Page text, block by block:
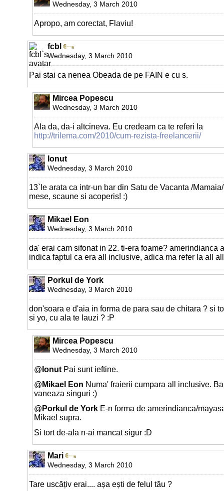
Wednesday, 3 March 2010
Apropo, am corectat, Flaviu!
fcbl
Wednesday, 3 March 2010
Pai stai ca nenea Obeada de pe FAIN e cu s.
Mircea Popescu
Wednesday, 3 March 2010
Ala da, da-i altcineva. Eu credeam ca te referi la
http://trilema.com/2010/cum-rezista-freelancerii/
Ionut
Wednesday, 3 March 2010
13`le arata ca intr-un bar din Satu de Vacanta /
mese, scaune si acoperis! :)
Mikael Eon
Wednesday, 3 March 2010
da' erai cam sifonat in 22. ti-era foame? amerindianca
indica faptul ca era all inclusive, adica ma refer la all
Porkul de York
Wednesday, 3 March 2010
don'soara e d'aia in forma de para sau de chitara ? si
si yo, cu ala te lauzi ? :P
Mircea Popescu
Wednesday, 3 March 2010
@ Ionut Pai sunt ieftine.
@ Mikael Eon Numa' fraierii cumpara all inclusive.
vaneaza singuri :)
@ Porkul de York E-n forma de amerindianca/
Mikael supra.
Si tort de-ala n-ai mancat sigur :D
Mari
Wednesday, 3 March 2010
Tare uscățiv erai.... așa ești de felul tău ?